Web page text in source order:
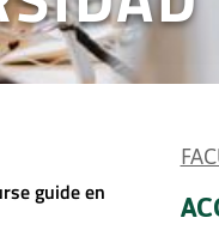
guide en